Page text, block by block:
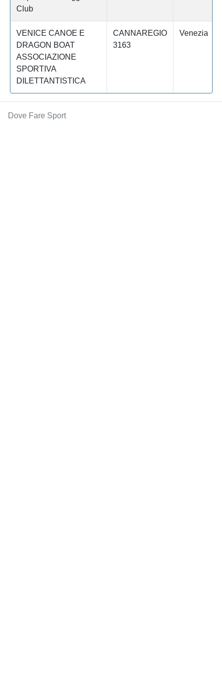
Club
VENICE CANOE E
DRAGON BOAT
ASSOCIAZIONE
SPORTIVA
DILETTANTISTICA
CANNAREGIO
3163
Venezia
Dove Fare Sport